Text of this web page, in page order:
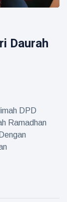
Daurah
DPD
Ramadhan